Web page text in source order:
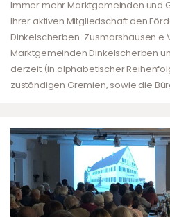
Immer mehr Marktgemeinden und
Ihrer aktiven Mitgliedschaft den
Dinkelscherben-Zusmarshausen
Marktgemeinden Dinkelscherben
derzeit (in alphabetischer
zuständigen Gremien, sowie die